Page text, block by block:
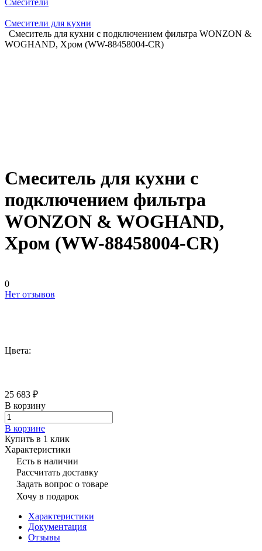
Смесители
Смесители для кухни
Смеситель для кухни с подключением фильтра WONZON &
WOGHAND, Хром (WW-88458004-CR)
Смеситель для кухни с
подключением фильтра
WONZON & WOGHAND,
Хром (WW-88458004-CR)
0
Нет отзывов
Цвета:
25 683 ₽
В корзину
В корзине
Купить в 1 клик
Характеристики
Есть в наличии
Рассчитать доставку
Задать вопрос о товаре
Хочу в подарок
Характеристики
Документация
Отзывы